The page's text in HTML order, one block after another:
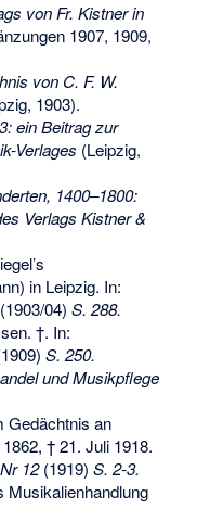
von Fr. Kistner in
1907, 1909,
von C. F. W.
1903).
ein Beitrag zur
Verlages (Leipzig,
1400–1800:
Verlags Kistner &
in Leipzig. In:
04) S. 288.
†. In:
S. 250.
und Musikpflege
Gedächtnis an
† 21. Juli 1918.
12(1919) S. 2-3.
Musikalienhandlung